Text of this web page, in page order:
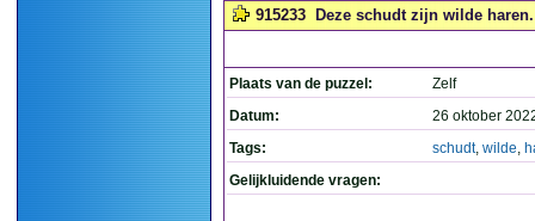
915233 Deze schudt zijn wilde haren.
Plaats van de puzzel:
Zelf
Datum:
26 oktober
Tags:
schudt, wilde,
Gelijkluidende vragen: